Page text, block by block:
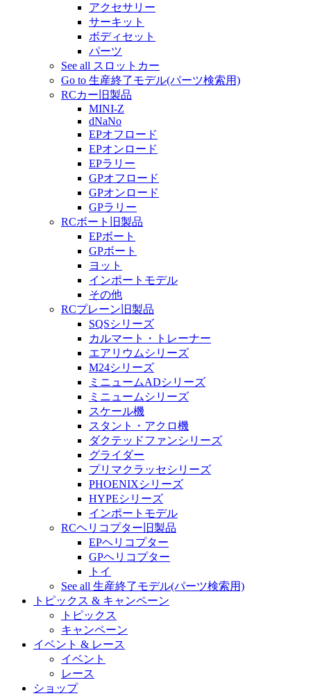
アクセサリー
サーキット
ボディセット
パーツ
See all スロットカー
Go to 生産終了モデル(パーツ検索用)
RCカー旧製品
MINI-Z
dNaNo
EPオフロード
EPオンロード
EPラリー
GPオフロード
GPオンロード
GPラリー
RCボート旧製品
EPボート
GPボート
ヨット
インポートモデル
その他
RCプレーン旧製品
SQSシリーズ
カルマート・トレーナー
エアリウムシリーズ
M24シリーズ
ミニュームADシリーズ
ミニュームシリーズ
スケール機
スタント・アクロ機
ダクテッドファンシリーズ
グライダー
プリマクラッセシリーズ
PHOENIXシリーズ
HYPEシリーズ
インポートモデル
RCヘリコプター旧製品
EPヘリコプター
GPヘリコプター
トイ
See all 生産終了モデル(パーツ検索用)
トピックス & キャンペーン
トピックス
キャンペーン
イベント & レース
イベント
レース
ショップ